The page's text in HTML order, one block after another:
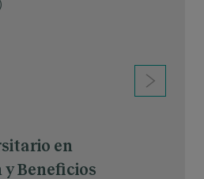
en
y Beneficios